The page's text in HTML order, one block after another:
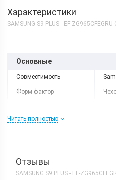
Характеристики
SAMSUNG S9 PLUS - EF-
Основные
Совместимость
Форм-фактор
Читать полностью
Отзывы
SAMSUNG S9 PLUS - EF-